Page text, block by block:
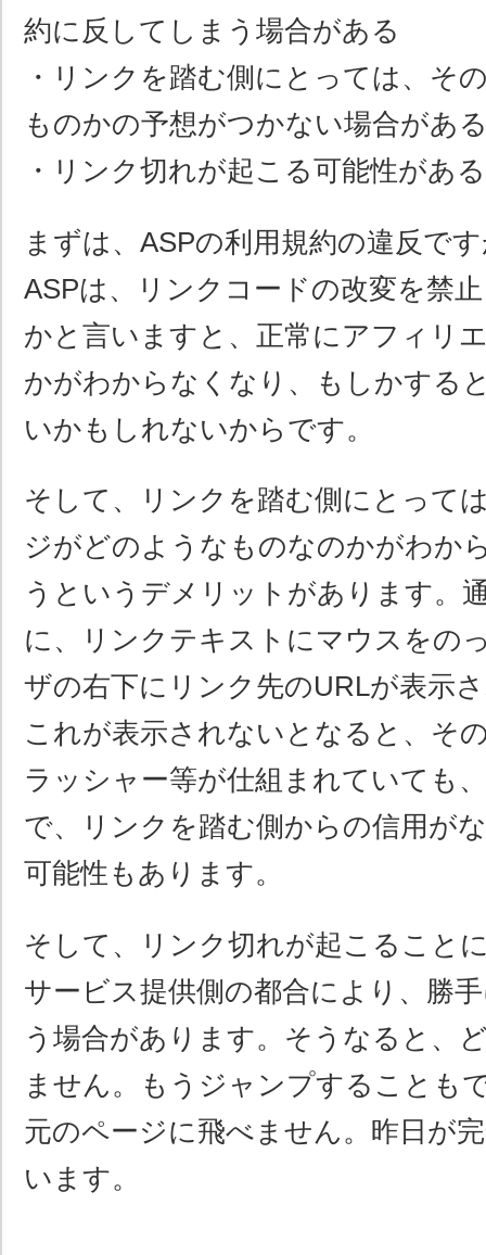
約に反してしまう場合がある
・リンクを踏む側にとっては、そ
ものかの予想がつかない場合があ
・リンク切れが起こる可能性がある
まずは、ASPの利用規約の違反で
ASPは、リンクコードの改変を禁
かと言いますと、正常にアフィリ
かがわからなくなり、もしかする
いかもしれないからです。
そして、リンクを踏む側にとって
ジがどのようなものなのかがわか
うというデメリットがあります。
に、リンクテキストにマウスをの
ザの右下にリンク先のURLが表示
これが表示されないとなると、そ
ラッシャー等が仕組まれていても
で、リンクを踏む側からの信用が
可能性もあります。
そして、リンク切れが起こること
サービス提供側の都合により、勝
う場合があります。そうなると、
ません。もうジャンプすることも
元のページに飛べません。昨日が
います。